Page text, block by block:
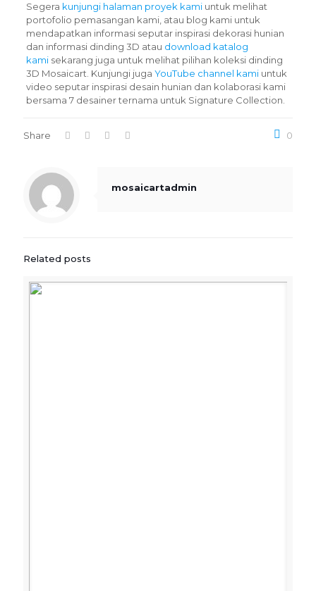
Segera kunjungi halaman proyek kamiuntuk melihat
portofolio pemasangan kami, atau blog kami untuk
mendapatkan informasi seputar inspirasi dekorasi hunian
dan informasi dinding 3D atau download katalog
kamisekarang juga untuk melihat pilihan koleksi dinding
3D Mosaicart. Kunjungi juga YouTube channel kamiuntuk
video seputar inspirasi desain hunian dan kolaborasi kami
bersama 7 desainer ternama untuk Signature Collection.
Share 0
mosaicartadmin
Related posts